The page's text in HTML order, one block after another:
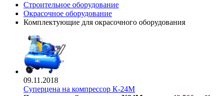
Строительное оборудование
Окрасочное оборудование
Комплектующие для окрасочного оборудования
09.11.2018
Суперцена на компрессор К-24М